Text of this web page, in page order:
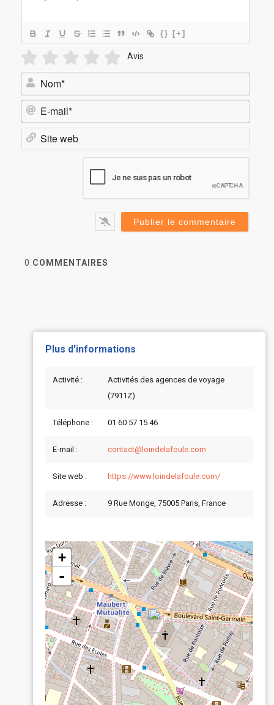
{} [+]
Avis
Nom*
E-
0 COMMENTAIRES
Plus d'informations
Activité :
Activités des agences de voyage
(7911Z)
Téléphone : 01 60 57 15 46
E-mail : contact@loindelafoule.com
Site web : https://www.loindelafoule.com/
Adresse : 9 Rue Monge, 75005 Paris, France
+
-